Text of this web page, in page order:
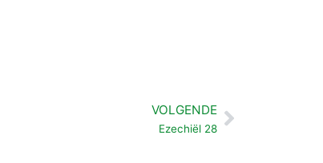
VOLGENDE
Ezechiël 28Volgende